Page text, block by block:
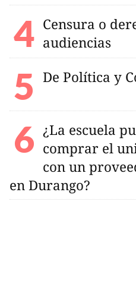
Censura o
audiencias
De Política y
¿La escuela
comprar el
con un
en Durango?